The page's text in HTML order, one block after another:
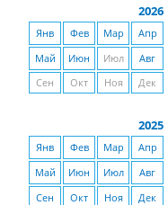
2026
Янв Фев Мар
Апр
Май
Июн Июл
Авг
Сен
Окт Ноя Дек
2025
Янв Фев Мар
Апр
Май
Июн Июл
Авг
Сен
Окт Ноя Дек